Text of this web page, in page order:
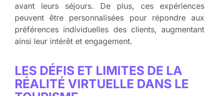
avant leurs séjours. De plus, ces expériences
peuvent être personnalisées pour répondre aux
préférences individuelles des clients, augmentant
ainsi leur intérêt et engagement.
LES DÉFIS ET LIMITES DE LA
RÉALITÉ VIRTUELLE DANS LE